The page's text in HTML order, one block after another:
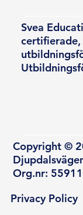
Svea
Copyright ©
Org.nr:
Privacy Policy